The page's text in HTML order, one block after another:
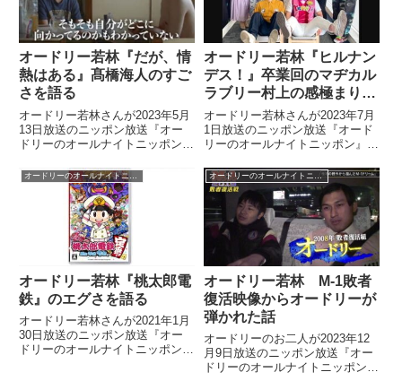
オードリー若林『だが、情
熱はある』髙橋海人のすご
さを語る
オードリー若林さんが2023年5月
13日放送のニッポン放送『オー
ドリーのオールナイトニッポン』
いてトーク。若林役を演じる髙橋
海人さんの演技のすごさを話して
いました。
オードリー若林『ヒルナン
デス！』卒業回のマヂカル
ラブリー村上の感極まりぶ
りを語る
オードリー若林さんが2023年7月
1日放送のニッポン放送『オード
リーのオールナイトニッポン』の
ついてトーク。マヂカルラブリー
村上さんが誰よりも感極まってい
たという話をしていました。
オードリーのオールナイトニッポン
オードリー若林『桃太郎電
鉄』のエグさを語る
オードリー若林さんが2021年1月
30日放送のニッポン放送『オー
ドリーのオールナイトニッポン』
オードリーのオールナイトニッポン
オードリー若林 M-1敗者
復活映像からオードリーが
弾かれた話
オードリーのお二人が2023年12
月9日放送のニッポン放送『オー
ドリーのオールナイトニッポン』